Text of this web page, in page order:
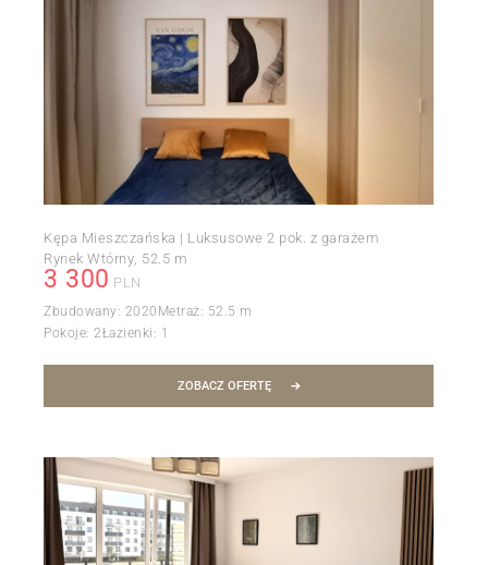
Kępa Mieszczańska | Luksusowe 2 pok. z garażem
Rynek Wtórny 52.5 m
3 300 PLN
Zbudowany: 2020 Metraż: 52.5 m
Pokoje: 2Łazienki: 1
ZOBACZ OFERTĘ